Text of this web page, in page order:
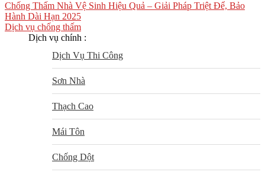
Chống Thấm Nhà Vệ Sinh Hiệu Quả – Giải Pháp Triệt Để, Bảo
Hành Dài Hạn 2025
Dịch vụ chống thấm
Dịch vụ chính :
Dịch Vụ Thi Công
Sơn Nhà
Thạch Cao
Mái Tôn
Chống Dột